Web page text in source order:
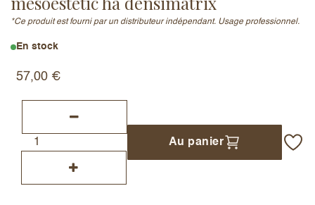
*Ce produit est fourni par un distributeur indépendant. Usage professionnel.
En stock
57,00 €
Au panier
Ajouter un avis